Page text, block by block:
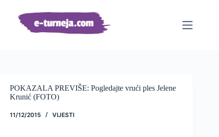
sadržaj
POKAZALA PREVIŠE: Pogledajte vrući ples Jelene
Krunić (FOTO)
11/12/2015 VIJESTI